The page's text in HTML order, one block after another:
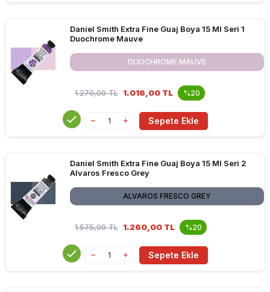
Daniel Smith Extra Fine Guaj Boya 15 Ml Seri 1
Duochrome Mauve
DUOCHROME MAUVE
1.270,00TL 1.016,00 TL %20
Sepete Ekle
Daniel Smith Extra Fine Guaj Boya 15 Ml Seri 2
Alvaros Fresco Grey
ALVAROS FRESCO GREY
1.575,00TL 1.260,00 TL %20
Sepete Ekle